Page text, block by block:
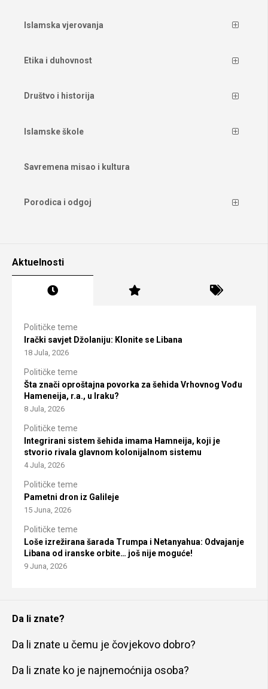
Islamska vjerovanja
Etika i duhovnost
Društvo i historija
Islamske škole
Savremena misao i kultura
Porodica i odgoj
Aktuelnosti
Političke teme
Irački savjet Džolaniju: Klonite se Libana
18 Jula, 2026
Političke teme
Šta znači oproštajna povorka za šehida Vrhovnog Vođu
Hameneija, r.a., u Iraku?
8 Jula, 2026
Političke teme
Integrirani sistem šehida imama Hamneija, koji je
stvorio rivala glavnom kolonijalnom sistemu
4 Jula, 2026
Političke teme
Pametni dron iz Galileje
15 Juna, 2026
Političke teme
Loše izrežirana šarada Trumpa i Netanyahua: Odvajanje
Libana od iranske orbite… još nije moguće!
9 Juna, 2026
Da li znate?
Da li znate u čemu je čovjekovo dobro?
Da li znate ko je najnemoćnija osoba?